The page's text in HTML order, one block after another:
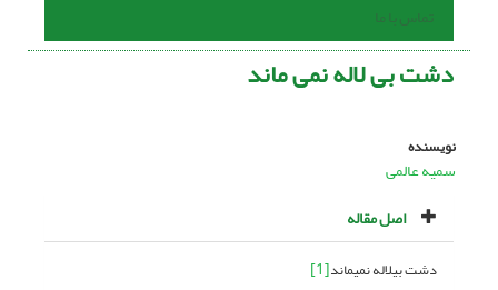
تماس با ما
دشت بی لاله نمی ماند
نویسنده
سمیه عالمی
اصل مقاله
دشت بی­لاله نمی­ماند[1]